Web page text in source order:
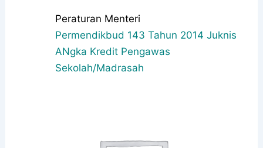
Peraturan Menteri
Permendikbud 143 Tahun 2014 Juknis
ANgka Kredit Pengawas
Sekolah/Madrasah